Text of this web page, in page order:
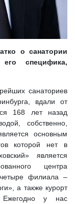
о санатории
специфика,
санаториев
вдали от
168 лет назад
собственно,
основным
которой нет в
является
центра
филиала –
а также курорт
Ежегодно у нас